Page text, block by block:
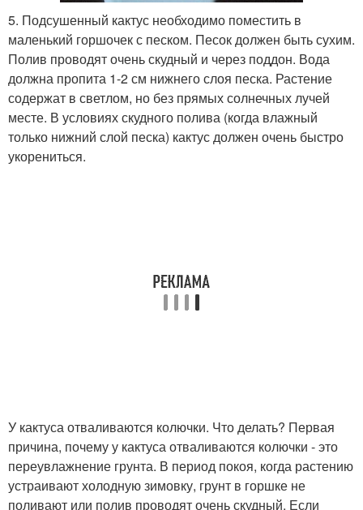
5. Подсушенный кактус необходимо поместить в
маленький горшочек с песком. Песок должен быть сухим.
Полив проводят очень скудный и через поддон. Вода
должна пропита 1-2 см нижнего слоя песка. Растение
содержат в светлом, но без прямых солнечных лучей
месте. В условиях скудного полива (когда влажный
только нижний слой песка) кактус должен очень быстро
укорениться.
У кактуса отваливаются колючки. Что делать? Первая
причина, почему у кактуса отваливаются колючки - это
переувлажнение грунта. В период покоя, когда растению
устраивают холодную зимовку, грунт в горшке не
поливают или полив проводят очень скудный. Если